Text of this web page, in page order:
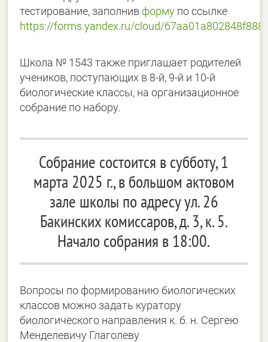
тестирование, заполнив форму по ссылке
https://forms.yandex.ru/cloud/
Школа № 1543 также приглашает родителей
учеников, поступающих в 8-й, 9-й и 10-й
биологические классы, на организационное
собрание по набору.
Собрание состоится в субботу, 1
марта 2025 г., в большом актовом
зале школы по адресу ул. 26
Бакинских комиссаров, д. 3, к. 5.
Начало собрания в 18:00.
Вопросы по формированию биологических
классов можно задать куратору
биологического направления к. б. н. Сергею
Менделевичу Глаголеву